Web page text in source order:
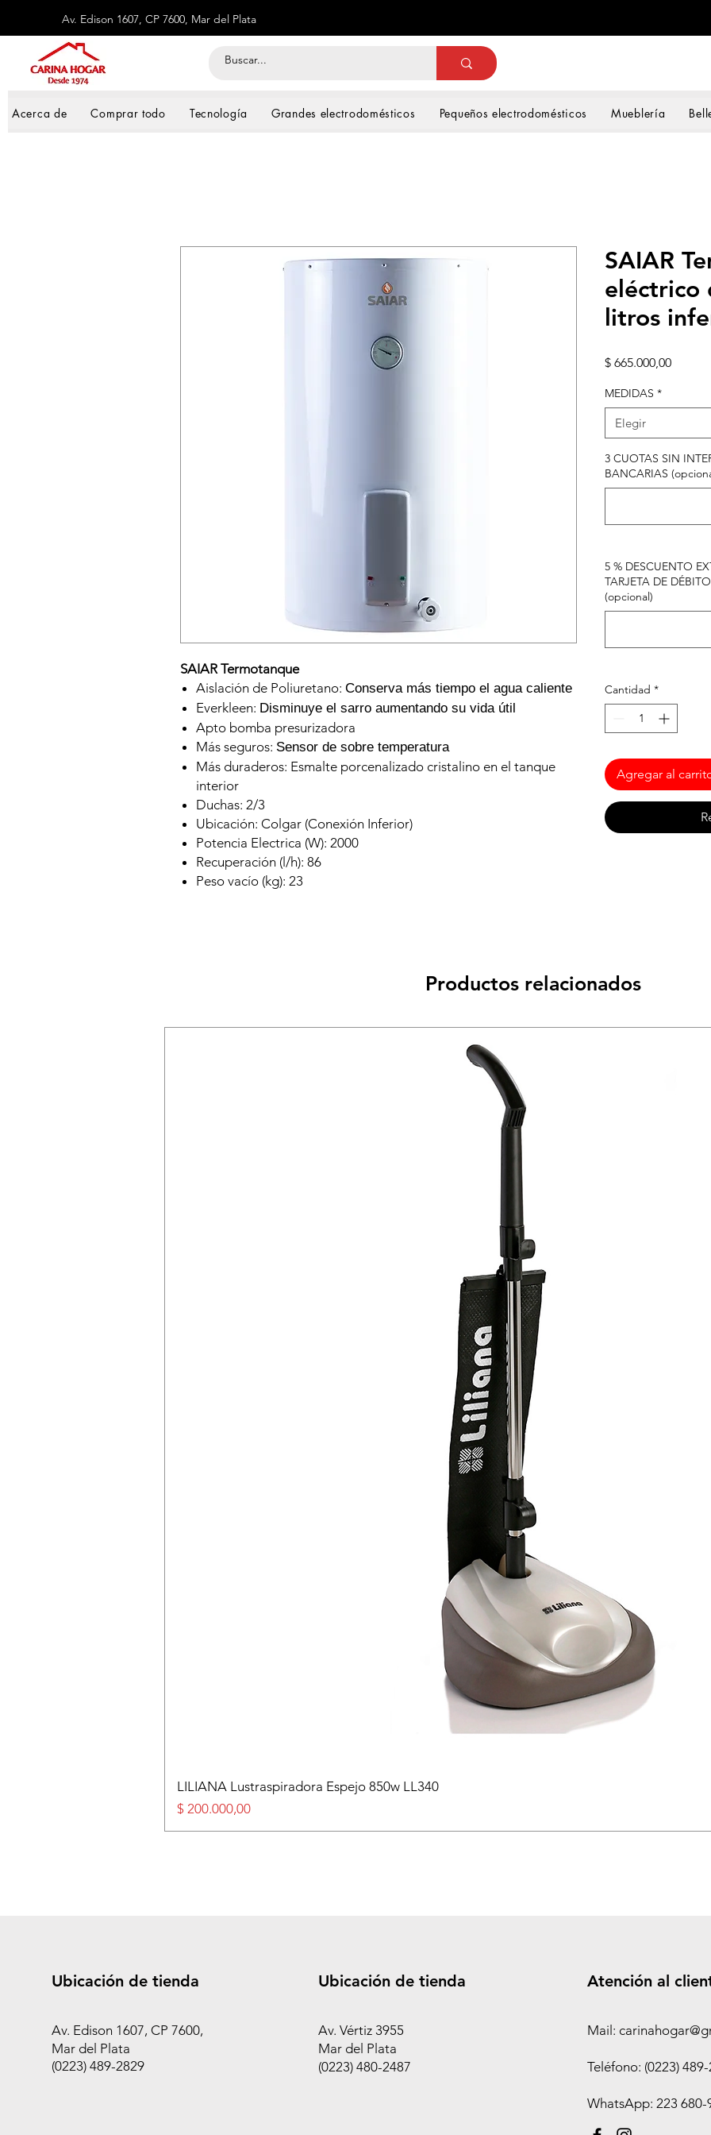
Av. Edison 1607, CP 7600, Mar del Plata
Acerca de Comprar todo Tecnología Grandes electrodomésticos Pequeños electrodomésticos Mueblería
SAIAR Termotanque
Aislación de Poliuretano: Conserva más tiempo el agua caliente
Everkleen: Disminuye el sarro aumentando su vida útil
Apto bomba presurizadora
Más seguros: Sensor de sobre temperatura
Más duraderos: Esmalte porcenalizado cristalino en el tanque
interior
Duchas: 2/3
Ubicación: Colgar (Conexión Inferior)
Potencia Electrica (W): 2000
Recuperación (l/h): 86
Peso vacío (kg): 23
SAIAR
eléctrico
litros
$ 665.000,00Precio
MEDIDAS *
Elegir
3 CUOTAS SIN
BANCARIAS
5 % DESCUENTO
TARJETA DE
(opcional)
Cantidad *
Agregar al
Productos relacionados
LILIANA Lustraspiradora Espejo 850w LL340
Precio
$ 200.000,00
Ubicación de tienda
Av. Edison 1607, CP 7600,
Mar del Plata
(0223) 489-2829
Ubicación de tienda
Av. Vértiz 3955
Mar del Plata
(0223) 480-2487
Atención al
Mail:
Teléfono: (0223)
WhatsApp: 223 680-